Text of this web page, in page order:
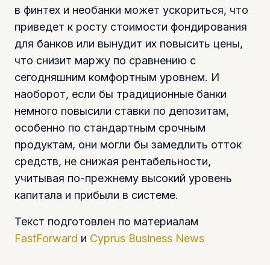
в финтех и необанки может ускориться, что
приведет к росту стоимости фондирования
для банков или вынудит их повысить цены,
что снизит маржу по сравнению с
сегодняшним комфортным уровнем. И
наоборот, если бы традиционные банки
немного повысили ставки по депозитам,
особенно по стандартным срочным
продуктам, они могли бы замедлить отток
средств, не снижая рентабельности,
учитывая по-прежнему высокий уровень
капитала и прибыли в системе.
Текст подготовлен по материалам
FastForward и Cyprus Business News